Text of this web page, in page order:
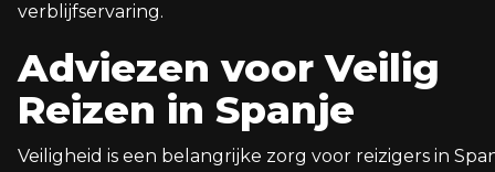
verblijfservaring.
Adviezen voor Veilig
Reizen in Spanje
Veiligheid is een belangrijke zorg voor reizigers in